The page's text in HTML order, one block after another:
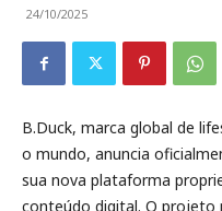
24/10/2025
B.Duck, marca global de
o mundo, anuncia
sua nova plataforma
conteúdo digital. O projeto